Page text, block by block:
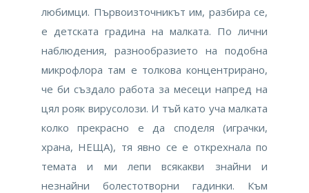
любимци. Първоизточникът им, разбира се,
е детската градина на малката. По лични
наблюдения, разнообразието на подобна
микрофлора там е толкова концентрирано,
че би създало работа за месеци напред на
цял рояк вирусолози. И тъй като уча малката
колко прекрасно е да споделя (играчки,
храна, НЕЩА), тя явно се е открехнала по
темата и ми лепи всякакви знайни и
незнайни болестотворни гадинки. Към